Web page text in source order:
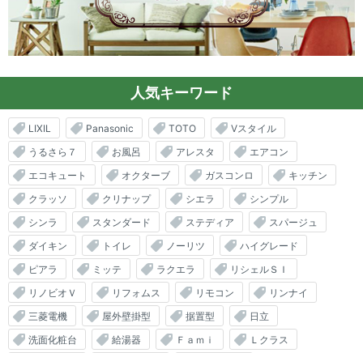
人気キーワード
LIXIL Panasonic TOTO
Vスタイル
うるさら７
お風呂 アレスタ
エアコン
エコキュート
オクターブ ガスコンロ
キッチン
クラッソ
クリナップ シエラ
シンプル
シンラ
スタンダード ステディア
スパージュ
ダイキン
トイレ ノーリツ
ハイグレード
ピアラ
ミッテ ラクエラ
リシェルＳＩ
リノビオＶ
リフォムス リモコン
リンナイ
三菱電機
屋外壁掛型 据置型
日立
洗面化粧台
給湯器 Ｆａｍｉ
Ｌクラス